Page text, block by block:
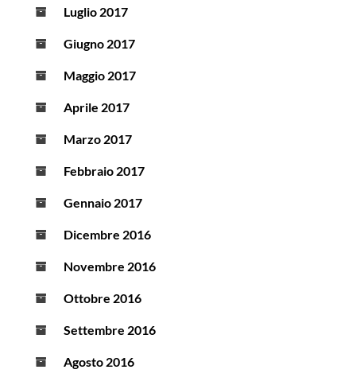
Luglio 2017
Giugno 2017
Maggio 2017
Aprile 2017
Marzo 2017
Febbraio 2017
Gennaio 2017
Dicembre 2016
Novembre 2016
Ottobre 2016
Settembre 2016
Agosto 2016